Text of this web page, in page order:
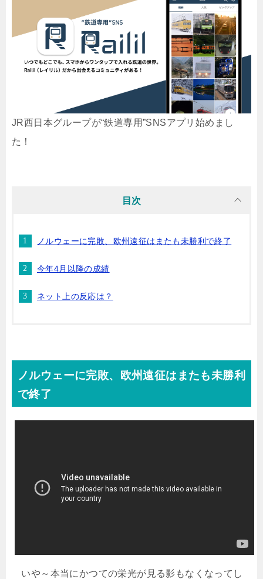
JR西日本グループが“鉄道専用”SNSアプリ始めまし
た！
目次
ノルウェーに完敗、欧州遠征はまたも未勝利で終了
今年4月以降の成績
ネット上の反応は？
ノルウェーに完敗、欧州遠征はまたも未勝利
で終了
いや～本当にかつての栄光が見る影もなくなってし